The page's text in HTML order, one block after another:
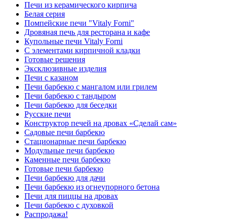
Печи из керамического кирпича
Белая серия
Помпейские печи "Vitaly Forni"
Дровяная печь для ресторана и кафе
Купольные печи Vitaly Forni
С элементами кирпичной кладки
Готовые решения
Эксклюзивные изделия
Печи с казаном
Печи барбекю с мангалом или грилем
Печи барбекю с тандыром
Печи барбекю для беседки
Русские печи
Конструктор печей на дровах «Сделай сам»
Садовые печи барбекю
Стационарные печи барбекю
Модульные печи барбекю
Каменные печи барбекю
Готовые печи барбекю
Печи барбекю для дачи
Печи барбекю из огнеупорного бетона
Печи для пиццы на дровах
Печи барбекю с духовкой
Распродажа!